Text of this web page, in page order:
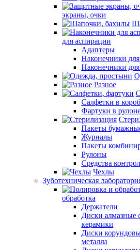
экраны, очки
для аспирации
Адаптеры
Наконечники
Наконечники
Разное
Салфетки в
Фартуки в
Пакеты
Журналы
Пакеты
Рулоны
Средства
Чехлы
Зуботехническая
обработка
Держатели
Диски алмазные
керамики
Диски
металла